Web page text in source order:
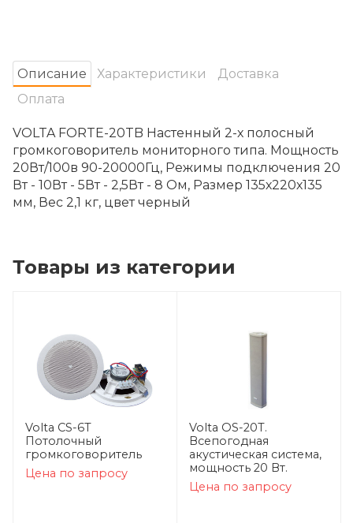
Oписание Характеристики
Доставка
Оплата
VOLTA FORTE-20TB Настенный 2-х полосный
громкоговоритель мониторного типа. Мощность
20Вт/100в 90-20000Гц, Режимы подключения 20
Вт - 10Вт - 5Вт - 2,5Вт - 8 Ом, Размер 135х220х135
мм, Вес 2,1 кг, цвет черный
Товары из категории
Volta CS-6T
Потолочный
громкоговоритель
Цена по запросу
Volta OS-20T.
Всепогодная
акустическая система,
мощность 20 Вт.
Цена по запросу